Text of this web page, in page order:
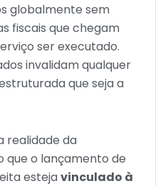
globalmente sem
fiscais que chegam
ser executado.
invalidam qualquer
que seja a
realidade da
que o lançamento de
estejavinculado à